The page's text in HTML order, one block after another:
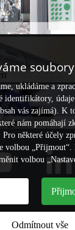
ukládáme a
identifikátory,
vás zajímá). K
nám pomáhají
některé účely
volbou „Přijmout“.
volbou
Odmítnout vše